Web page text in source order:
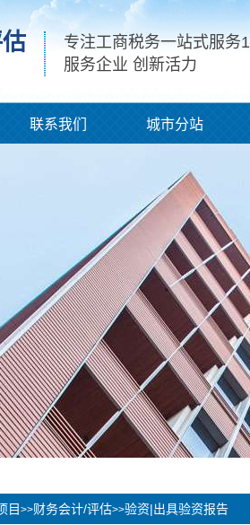
专注工商税务一站式服务1
服务企业 创新活力
联系我们 城市分站
目 >>财务会计/评估>>验资|出具验资报告